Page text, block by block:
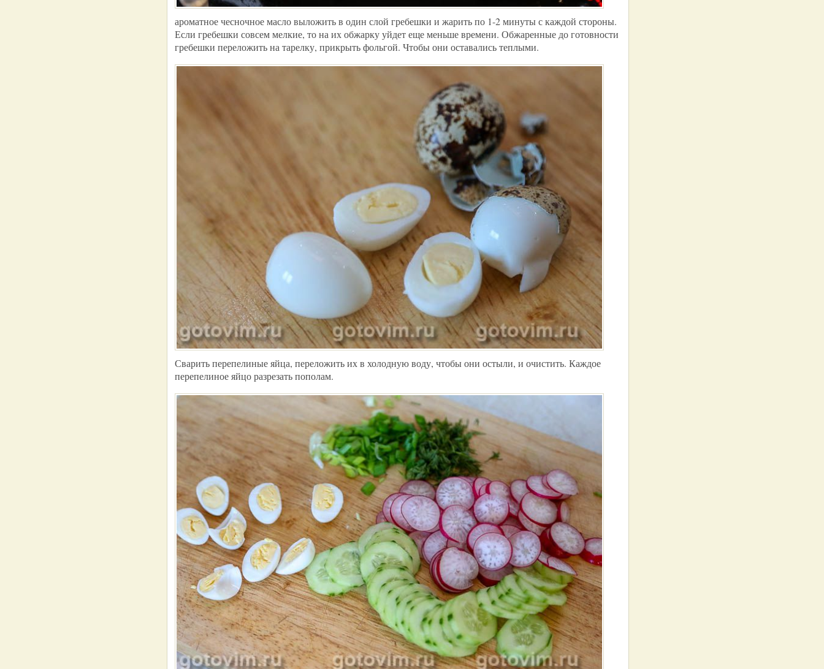
ароматное чесночное масло выложить в один слой гребешки и жарить по 1-2 минуты с каждой стороны.
Если гребешки совсем мелкие, то на их обжарку уйдет еще меньше времени. Обжаренные до готовности
гребешки переложить на тарелку, прикрыть фольгой. Чтобы они оставались теплыми.
Сварить перепелиные яйца, переложить их в холодную воду, чтобы они остыли, и очистить. Каждое
перепелиное яйцо разрезать пополам.